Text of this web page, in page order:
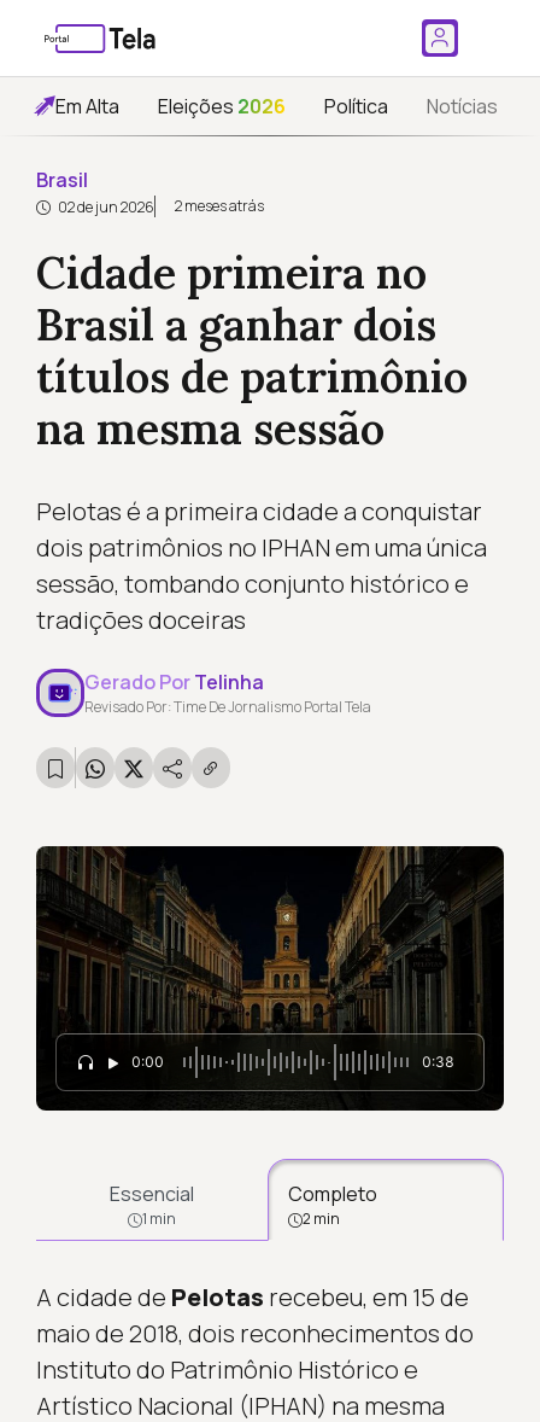
Em Alta Eleições 2026 Política Notícias
Brasil
02 de jun 2026 2 meses atrás
Cidade primeira no
Brasil a ganhar dois
títulos de patrimônio
na mesma sessão
Pelotas é a primeira cidade a conquistar
dois patrimônios no IPHAN em uma única
sessão, tombando conjunto histórico e
tradições doceiras
Gerado PorTelinha
Revisado Por: Time De Jornalismo Portal Tela
0:00 0:38
Essencial
1 min
Completo
2 min
A cidade de Pelotas recebeu, em 15 de
maio de 2018, dois reconhecimentos do
Instituto do Patrimônio Histórico e
Artístico Nacional (IPHAN) na mesma